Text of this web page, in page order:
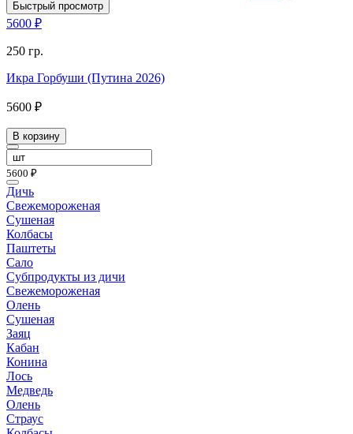
Быстрый просмотр
5600 ₽
250 гр.
Икра Горбуши (Путина 2026)
5600 ₽
В корзину
5600 ₽
Дичь
Свежемороженая
Сушеная
Колбасы
Паштеты
Сало
Субпродукты из дичи
Свежемороженая
Олень
Сушеная
Заяц
Кабан
Конина
Лось
Медведь
Олень
Страус